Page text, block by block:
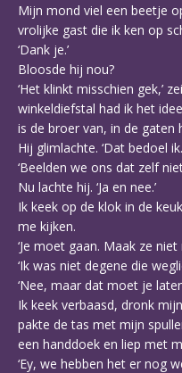
Mijn mond viel een beetje
vrolijke gast die ik ken op
‘Dank je.’
Bloosde hij nou?
‘Het klinkt misschien gek,’
winkeldiefstal had ik het
is de broer van, in de gaten
Hij glimlachte. ‘Dat bedoel
‘Beelden we ons dat zelf niet
Nu lachte hij. ‘Ja en nee.’
Ik keek op de klok in de
me kijken.
‘Je moet gaan. Maak ze
‘Ik was niet degene die
‘Nee, maar dat moet je
Ik keek verbaasd, dronk
pakte de tas met mijn
een handdoek en liep met
‘Ey, we hebben het er nog